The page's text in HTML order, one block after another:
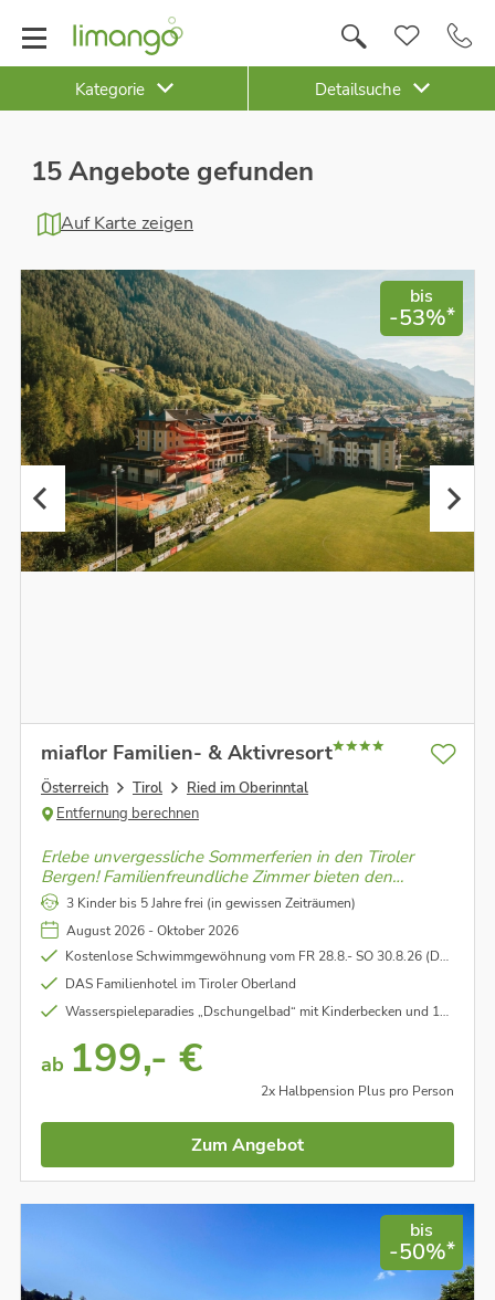
Kategorie Detailsuche
15 Angebote gefunden
Auf Karte zeigen
bis
-53%*
miaflor Familien- & Aktivresort
Österreich Tirol
Ried im Oberinntal
Entfernung berechnen
Erlebe unvergessliche Sommerferien in den Tiroler
Bergen! Familienfreundliche Zimmer bieten den
perfekten Rückzugsort für Groß und Klein. Genieße
gemeinsame Abenteuer und entspannte Stunden in
einer idyllischen Umgebung.
3 Kinder bis 5 Jahre frei (in gewissen Zeiträumen)
August 2026 - Oktober 2026
Kostenlose Schwimmgewöhnung vom FR 28.8.- SO 30.8.26 (Details siehe Konditionen)
DAS Familienhotel im Tiroler Oberland
Wasserspieleparadies „Dschungelbad“ mit Kinderbecken und 120 Meter Rutsche
ab 199,- €
2x Halbpension Plus pro Person
Zum Angebot
bis
-50%*